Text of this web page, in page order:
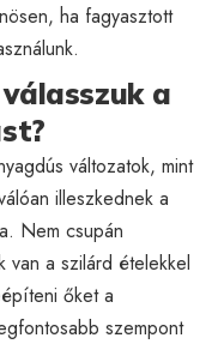
ha fagyasztott
a
változatok, mint
illeszkednek a
Nem csupán
van a szilárd ételekkel
őket a
szempont